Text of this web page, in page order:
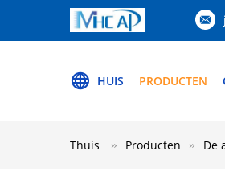
HUIS PRODUCTEN
Thuis Producten De